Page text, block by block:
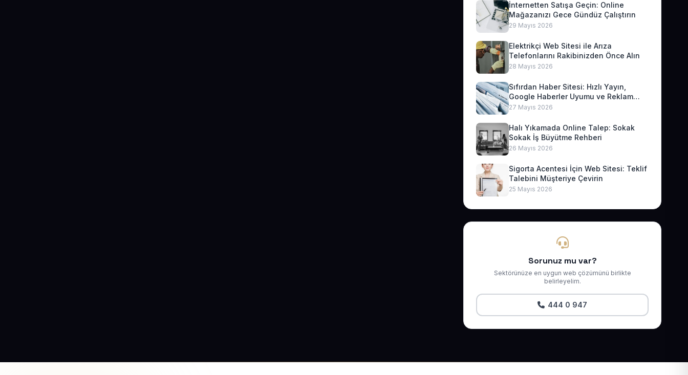
İnternetten Satışa Geçin: Online
Mağazanızı Gece Gündüz Çalıştırın
29 Mayıs 2026
Elektrikçi Web Sitesi ile Arıza
Telefonlarını Rakibinizden Önce Alın
28 Mayıs 2026
Sıfırdan Haber Sitesi: Hızlı Yayın,
Google Haberler Uyumu ve Reklam
Geliri
27 Mayıs 2026
Halı Yıkamada Online Talep: Sokak
Sokak İş Büyütme Rehberi
26 Mayıs 2026
Sigorta Acentesi İçin Web Sitesi: Teklif
Talebini Müşteriye Çevirin
25 Mayıs 2026
Sorunuz mu var?
Sektörünüze en uygun web çözümünü birlikte
belirleyelim.
444 0 947